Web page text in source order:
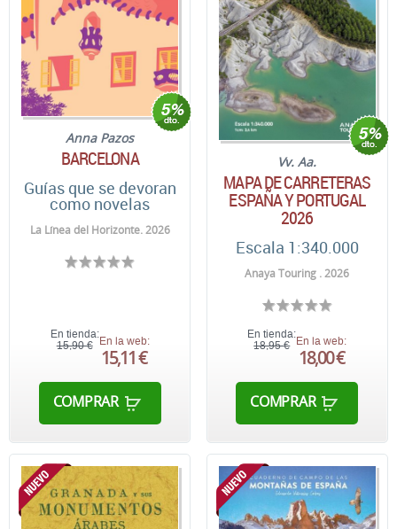
Anna Pazos
BARCELONA
Guías que se devoran
como novelas
La Línea del Horizonte. 2026
En tienda:
15,90 € En la web:
15,11 €
COMPRAR
Vv. Aa.
MAPA DE CARRETERAS
ESPAÑA Y PORTUGAL
2026
Escala 1:340.000
Anaya Touring . 2026
En tienda:
18,95 € En la web:
18,00 €
COMPRAR